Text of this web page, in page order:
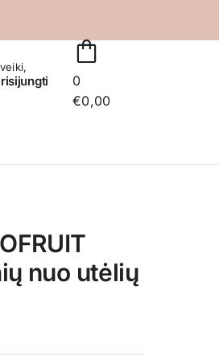
0
€0,00
nuo utėlių